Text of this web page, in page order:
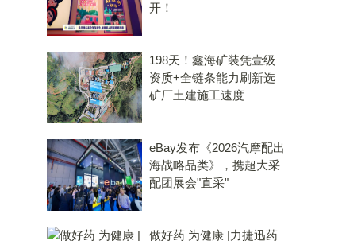
开！
198天！鑫海矿装凭壹级
资质+全链条能力刷新选
矿厂土建施工速度
eBay发布《2026汽摩配出
海战略品类》，携超大采
配团展会"直采"
做好药 为健康 |力捷迅药